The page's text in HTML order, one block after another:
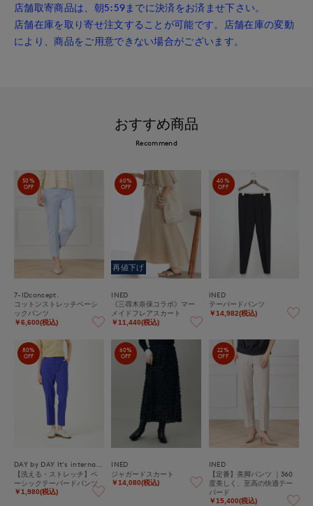
店舗取寄商品は、朝5:59までに決済をお済ませ下さい。
店舗在庫を取り寄せ注文することが可能です。店舗在庫の変動
により、商品をご用意できない場合がございます。
おすすめ商品
Recommend
50%
OFF
7-IDconcept.
コットンストレッチベーシ
ックパンツ
￥6,600(税込)
60%
OFF
再値下げ
INED
《三尋木奈保コラボ》マー
メイドフレアスカート
￥11,440(税込)
40%
OFF
INED
テーパードパンツ
￥14,982(税込)
80%
OFF
【洗える・ストレッチ】ベ
ーシックテーパードパンツ
￥1,980(税込)
60%
OFF
INED
ジャガードスカート
￥14,080(税込)
22%
OFF
INED
【定番】美脚パンツ ｜360
度美しく、至高の快適テー
パード
￥15,400(税込)